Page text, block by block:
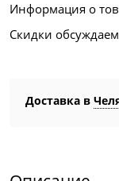
Информация о
Скидки
Доставка в